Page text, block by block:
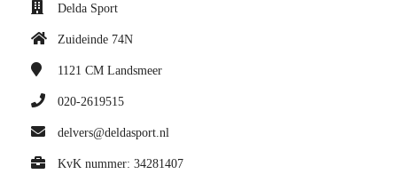
Delda Sport
Zuideinde 74N
1121 CM Landsmeer
020-2619515
delvers@deldasport.nl
KvK nummer: 34281407